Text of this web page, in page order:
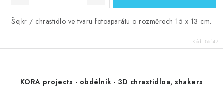
Šejkr / chrastidlo ve tvaru fotoaparátu o rozměrech 15 x 13 cm.
Kód: 86147
KORA projects - obdélník - 3D chrastidloa, shakers